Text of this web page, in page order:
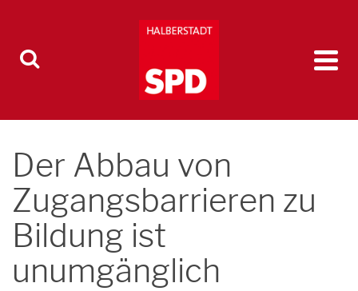
Der Abbau von
Zugangsbarrieren zu
Bildung ist
unumgänglich